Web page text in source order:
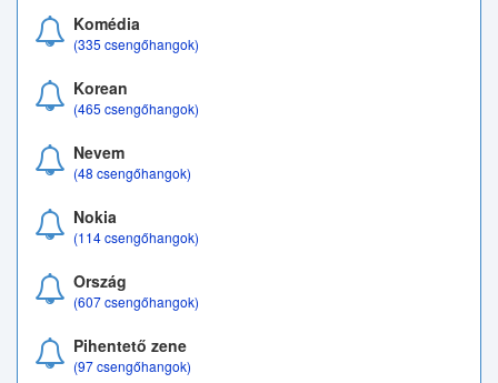
Komédia
(335 csengőhangok)
Korean
(465 csengőhangok)
Nevem
(48 csengőhangok)
Nokia
(114 csengőhangok)
Ország
(607 csengőhangok)
Pihentető zene
(97 csengőhangok)